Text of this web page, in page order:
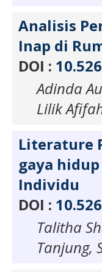
Analisis
Inap di
DOI :
Adinda
Lilik
Literature
gaya
Individu
DOI :
Talitha
Tanjung,